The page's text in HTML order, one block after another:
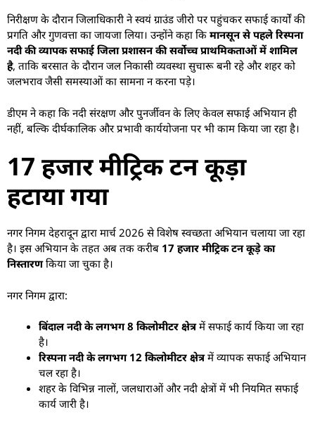
निरीक्षण के दौरान जिलाधिकारी ने स्वयं ग्राउंड जीरो पर पहुंचकर सफाई कार्यों की
प्रगति और गुणवत्ता का जायजा लिया। उन्होंने कहा कि मानसून से पहले रिस्पना
नदी की व्यापक सफाई जिला प्रशासन की सर्वोच्च प्राथमिकताओं में शामिल
है, ताकि बरसात के दौरान जल निकासी व्यवस्था सुचारू बनी रहे और शहर को
जलभराव जैसी समस्याओं का सामना न करना पड़े।
डीएम ने कहा कि नदी संरक्षण और पुनर्जीवन के लिए केवल सफाई अभियान ही
नहीं, बल्कि दीर्घकालिक और प्रभावी कार्ययोजना पर भी काम किया जा रहा है।
17 हजार मीट्रिक टन कूड़ा
हटाया गया
नगर निगम देहरादून द्वारा मार्च 2026 से विशेष स्वच्छता अभियान चलाया जा रहा
है। इस अभियान के तहत अब तक करीब 17 हजार मीट्रिक टन कूड़े का
निस्तारणकिया जा चुका है।
नगर निगम द्वारा:
बिंदाल नदी के लगभग 8 किलोमीटर क्षेत्रमें सफाई कार्य किया जा रहा
है।
रिस्पना नदी के लगभग 12 किलोमीटर क्षेत्रमें व्यापक सफाई अभियान
चल रहा है।
शहर के विभिन्न नालों, जलधाराओं और नदी क्षेत्रों में भी नियमित सफाई
कार्य जारी है।